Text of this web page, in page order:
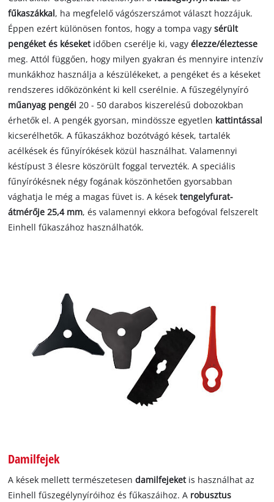
fűkaszákkal, ha megfelelő vágószerszámot választ hozzájuk.
Éppen ezért különösen fontos, hogy a tompa vagy sérült
pengéket és késeket időben cserélje ki, vagy élezze/éleztesse
meg. Attól függően, hogy milyen gyakran és mennyire intenzív
munkákhoz használja a készülékeket, a pengéket és a késeket
rendszeres időközönként ki kell cserélnie. A fűszegélynyíró
műanyag pengéi20 - 50 darabos kiszerelésű dobozokban
érhetők el. A pengék gyorsan, mindössze egyetlen kattintással
kicserélhetők. A fűkaszákhoz bozótvágó kések, tartalék
acélkések és fűnyírókések közül használhat. Valamennyi
késtípust 3 élesre köszörült foggal tervezték. A speciális
fűnyírókésnek négy fogának köszönhetően gyorsabban
vághatja le még a magas füvet is. A késektengelyfurat-
átmérője 25,4 mm, és valamennyi ekkora befogóval felszerelt
Einhell fűkaszához használhatók.
Damilfejek
A kések mellett természetesendamilfejeket is használhat az
Einhell fűszegélynyíróihoz és fűkaszáihoz. A robusztus